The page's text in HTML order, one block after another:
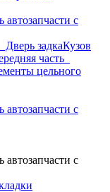
с
задкаКузов
часть_
цельного
с
с